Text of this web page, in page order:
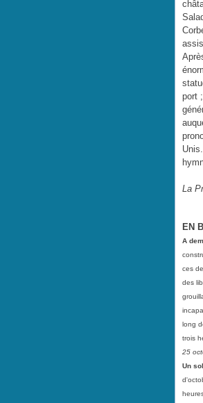
port
La
EN
A
ces
des
long
trois
25
Un